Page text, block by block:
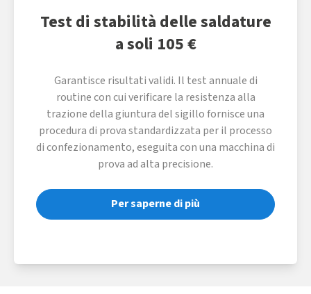
Test di stabilità delle saldature
a soli 105 €
Garantisce risultati validi. Il test annuale di
routine con cui verificare la resistenza alla
trazione della giuntura del sigillo fornisce una
procedura di prova standardizzata per il processo
di confezionamento, eseguita con una macchina di
prova ad alta precisione.
Per saperne di più